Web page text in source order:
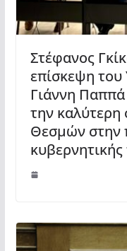
Στέφανος
επίσκεψη
Γιάννη
την καλύτερη
Θεσμών στην
κυβερνητικής